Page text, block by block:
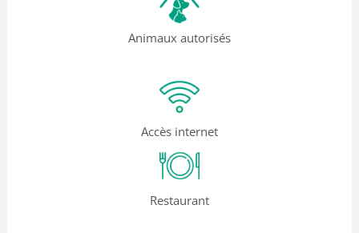
Animaux autorisés
Accès internet
Restaurant